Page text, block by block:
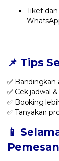
Tiket
📌 Tips
✅ Bandingkan
✅ Cek jadwal
✅ Booking
✅ Tanyakan
📱